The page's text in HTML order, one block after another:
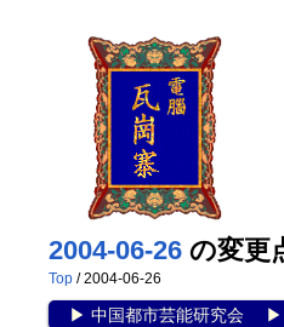
2004-06-26の変更
Top/ 2004-06-26
▶ 中国都市芸能研究会▶